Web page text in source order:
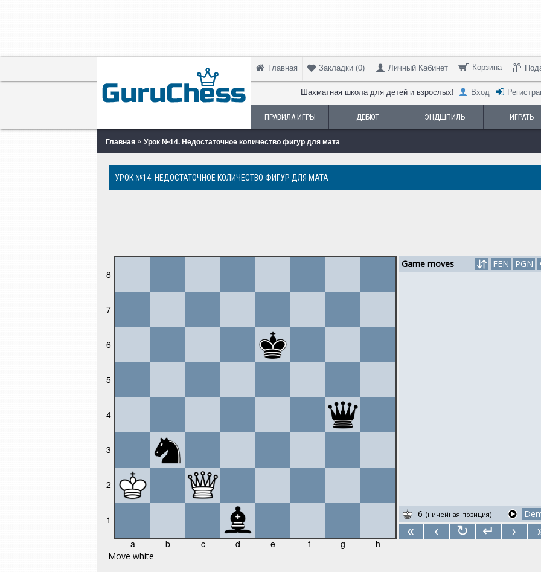
Главная Закладки (0) Личный Кабинет Корзина
Шахматная школа для детей и взрослых! Вход
ПРАВИЛА ИГРЫ ДЕБЮТ ЭНДШПИЛЬ ИГРАТЬ
Главная Урок №14. Недостаточное количество фигур для мата
УРОК №14. НЕДОСТАТОЧНОЕ КОЛИЧЕСТВО ФИГУР ДЛЯ МАТА